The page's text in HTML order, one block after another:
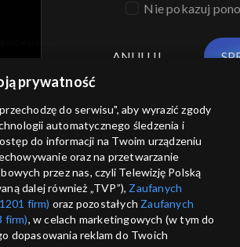
Nie pokazuj
ANULUJ
prywatność
do serwisu", aby wyrazić zgody
automatycznego śledzenia i
do informacji na Twoim urządzeniu
oraz na przetwarzanie
przez nas, czyli Telewizję Polską
dalej również „TVP”), Zaufanych
firm) oraz pozostałych Zaufanych
firm), w celach marketingowych (w tym do
dopasowania reklam do Twoich